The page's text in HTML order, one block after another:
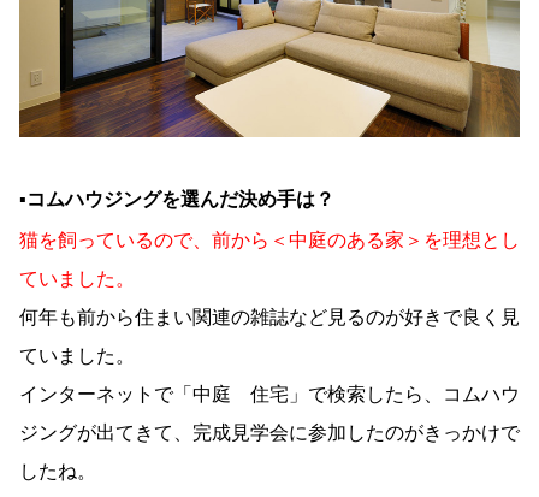
▪︎コムハウジングを選んだ決め手は？
猫を飼っているので、前から＜中庭のある家＞を理想とし
ていました。
何年も前から住まい関連の雑誌など見るのが好きで良く見
ていました。
インターネットで「中庭 住宅」で検索したら、コムハウ
ジングが出てきて、完成見学会に参加したのがきっかけで
したね。